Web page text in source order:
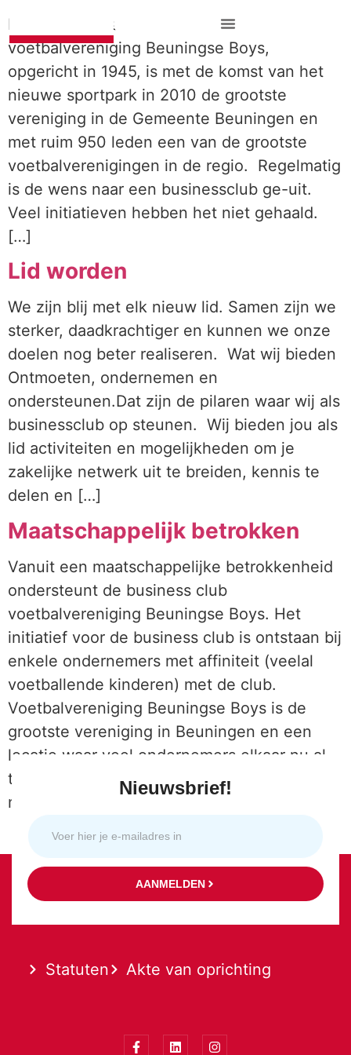
Hoe het allemaal begon De
voetbalvereniging Beuningse Boys,
opgericht in 1945, is met de komst van het
nieuwe sportpark in 2010 de grootste
vereniging in de Gemeente Beuningen en
met ruim 950 leden een van de grootste
voetbalverenigingen in de regio. Regelmatig
is de wens naar een businessclub ge-uit.
Veel initiatieven hebben het niet gehaald.
[…]
Lid worden
We zijn blij met elk nieuw lid. Samen zijn we
sterker, daadkrachtiger en kunnen we onze
doelen nog beter realiseren. Wat wij bieden
Ontmoeten, ondernemen en
ondersteunen.Dat zijn de pilaren waar wij als
businessclub op steunen. Wij bieden jou als
lid activiteiten en mogelijkheden om je
zakelijke netwerk uit te breiden, kennis te
delen en […]
Maatschappelijk betrokken
Vanuit een maatschappelijke betrokkenheid
ondersteunt de business club
voetbalvereniging Beuningse Boys. Het
initiatief voor de business club is ontstaan bij
enkele ondernemers met affiniteit (veelal
voetballende kinderen) met de club.
Voetbalvereniging Beuningse Boys is de
grootste vereniging in Beuningen en een
locatie waar veel ondernemers elkaar nu al
tegen komen. Daarnaast biedt de club
mogelijkheden […]
Nieuwsbrief!
AANMELDEN
Statuten Akte van oprichting